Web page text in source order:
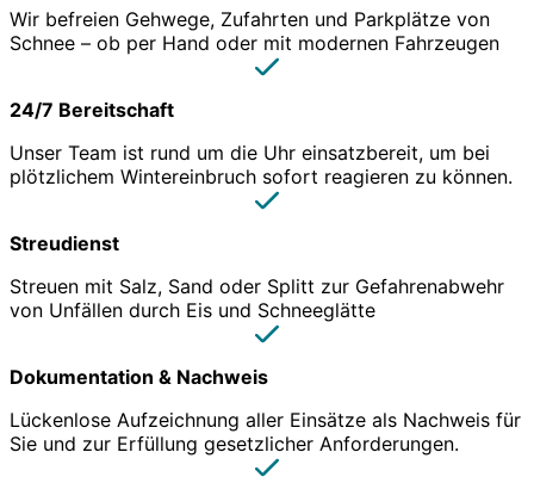
Wir befreien Gehwege, Zufahrten und Parkplätze von
Schnee – ob per Hand oder mit modernen Fahrzeugen
24/7 Bereitschaft
Unser Team ist rund um die Uhr einsatzbereit, um bei
plötzlichem Wintereinbruch sofort reagieren zu können.
Streudienst
Streuen mit Salz, Sand oder Splitt zur Gefahrenabwehr
von Unfällen durch Eis und Schneeglätte
Dokumentation & Nachweis
Lückenlose Aufzeichnung aller Einsätze als Nachweis für
Sie und zur Erfüllung gesetzlicher Anforderungen.